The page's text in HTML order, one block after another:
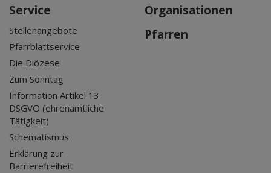
Service
Stellenangebote
Pfarrblattservice
Die Diözese
Zum Sonntag
Information Artikel 13
DSGVO (ehrenamtliche
Tätigkeit)
Schematismus
Erklärung zur
Barrierefreiheit
Organisationen
Pfarren